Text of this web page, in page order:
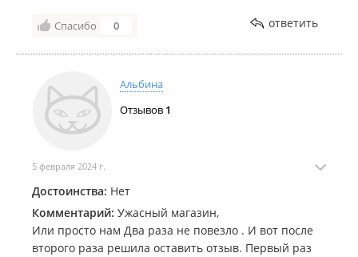
Тимошенко, стружка кальмара, морская капуста )
Спасибо 0 ответить
Альбина
Отзывов 1
5 февраля 2024 г.
Достоинства: Нет
Комментарий: Ужасный магазин,
Или просто нам Два раза не повезло . И вот после
второго раза решила оставить отзыв. Первый раз